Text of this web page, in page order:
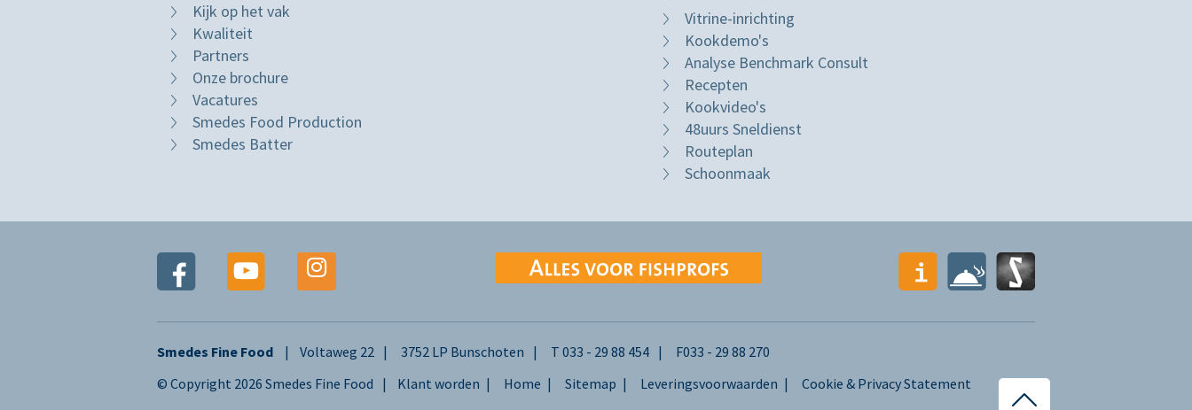
Kijk op het vak
Kwaliteit
Partners
Onze brochure
Vacatures
Smedes Food Production
Smedes Batter
Vitrine-inrichting
Kookdemo's
Analyse Benchmark Consult
Recepten
Kookvideo's
48uurs Sneldienst
Routeplan
Schoonmaak
Smedes Fine Food Voltaweg 22 3752 LP Bunschoten T 033 - 29 88 454 F033 - 29 88 270
© Copyright 2026 Smedes Fine Food
Klant worden Home Sitemap Leveringsvoorwaarden Cookie & Privacy Statement